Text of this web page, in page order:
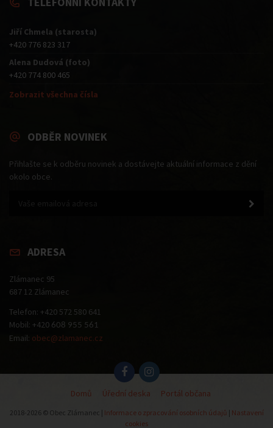
Jiří Chmela (starosta)
+420 776 823 317
Alena Dudová (foto)
+420 774 800 465
Zobrazit všechna čísla
ODBĚR NOVINEK
Přihlašte se k odběru novinek a dostávejte aktuální informace z dění
okolo obce.
ADRESA
Zlámanec 95
687 12 Zlámanec
Telefon: +420 572 580 641
Mobil: +420 608 955 561
Email: obec@zlamanec.cz
Domů Úřední deska Portál občana
2018-2026 © Obec Zlámanec | Informace o zpracování osobních údajů | Nastavení
cookies